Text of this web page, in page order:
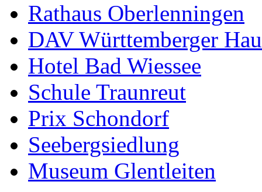
Rathaus Oberlenningen
DAV Württemberger
Hotel Bad Wiessee
Schule Traunreut
Prix Schondorf
Seebergsiedlung
Museum Glentleiten